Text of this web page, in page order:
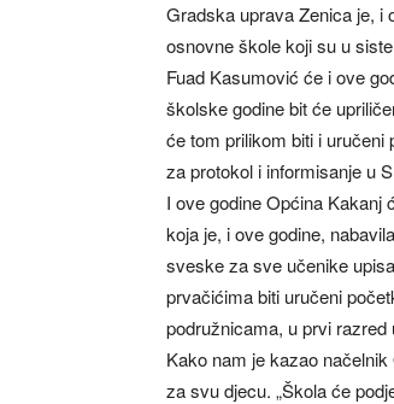
Gradska uprava Zenica je, i
osnovne škole koji su u
Fuad Kasumović će i ove
školske godine bit će
će tom prilikom biti i uručeni
za protokol i informisanje u
I ove godine Općina Kakanj
koja je, i ove godine,
sveske za sve učenike
prvačićima biti uručeni
podružnicama, u prvi razred
Kako nam je kazao
za svu djecu. „Škola će